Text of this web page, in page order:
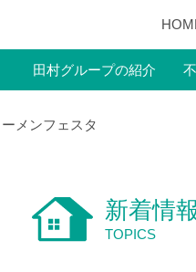
田村グループの紹介
メンフェスタ
新着情
TOPICS